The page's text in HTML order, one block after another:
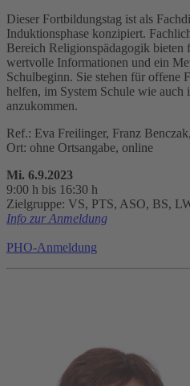
Dieser Fortbildungstag ist als
Induktionsphase konzipiert.
Bereich Religionspädagogik bieten
wertvolle Informationen und ein
Schulbeginn. Sie stehen für offene
helfen, im System Schule wie auch
anzukommen.
Ref.: Eva Freilinger, Franz
Ort: ohne Ortsangabe, online
Mi. 6.9.2023
9:00 h bis 16:30 h
Zielgruppe: VS, PTS, ASO, BS,
Info zur Anmeldung
PHO-Anmeldung